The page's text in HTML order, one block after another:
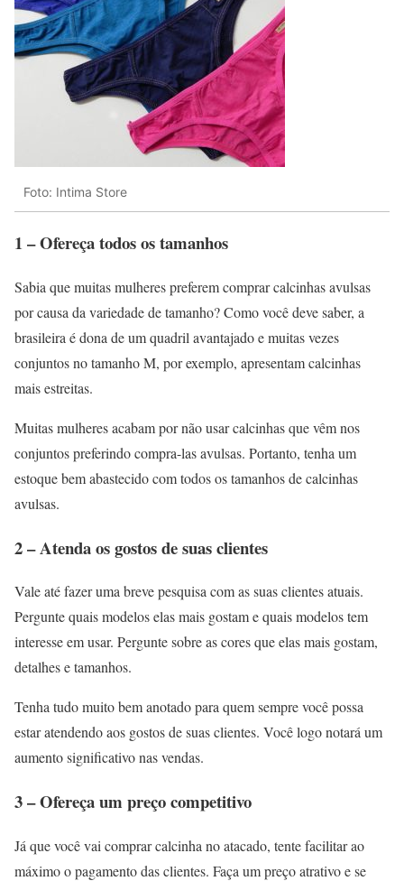
Foto: Intima Store
1 – Ofereça todos os tamanhos
Sabia que muitas mulheres preferem comprar calcinhas avulsas
por causa da variedade de tamanho? Como você deve saber, a
brasileira é dona de um quadril avantajado e muitas vezes
conjuntos no tamanho M, por exemplo, apresentam calcinhas
mais estreitas.
Muitas mulheres acabam por não usar calcinhas que vêm nos
conjuntos preferindo compra-las avulsas. Portanto, tenha um
estoque bem abastecido com todos os tamanhos de calcinhas
avulsas.
2 – Atenda os gostos de suas clientes
Vale até fazer uma breve pesquisa com as suas clientes atuais.
Pergunte quais modelos elas mais gostam e quais modelos tem
interesse em usar. Pergunte sobre as cores que elas mais gostam,
detalhes e tamanhos.
Tenha tudo muito bem anotado para quem sempre você possa
estar atendendo aos gostos de suas clientes. Você logo notará um
aumento significativo nas vendas.
3 – Ofereça um preço competitivo
Já que você vai comprar calcinha no atacado, tente facilitar ao
máximo o pagamento das clientes. Faça um preço atrativo e se